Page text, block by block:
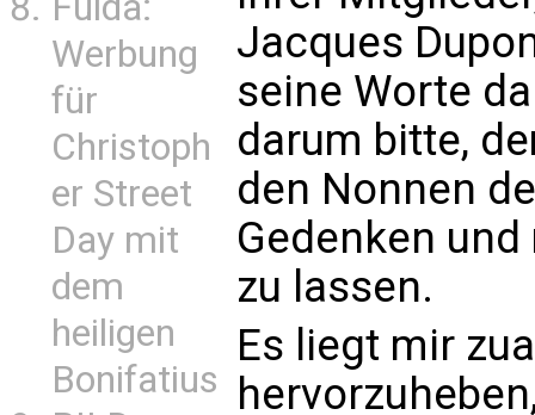
Werbung
für
Christoph
er Street
Day mit
dem
heiligen
Bonifatius
Jacques
seine Worte
darum bitte,
den Nonnen
Gedenken
zu lassen.
Es liegt mir